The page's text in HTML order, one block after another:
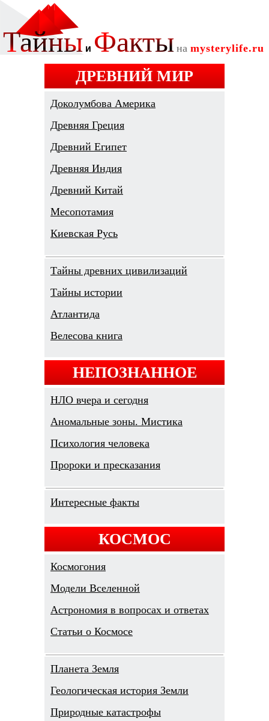
ДРЕВНИЙ МИР
Доколумбова Америка
Древняя Греция
Древний Египет
Древняя Индия
Древний Китай
Месопотамия
Киевская Русь
Тайны древних цивилизаций
Тайны истории
Атлантида
Велесова книга
НЕПОЗНАННОЕ
НЛО вчера и сегодня
Аномальные зоны. Мистика
Психология человека
Пророки и пресказания
Интересные факты
КОСМОС
Космогония
Модели Вселенной
Астрономия в вопросах и ответах
Cтатьи о Космосе
Планета Земля
Геологическая история Земли
Природные катастрофы